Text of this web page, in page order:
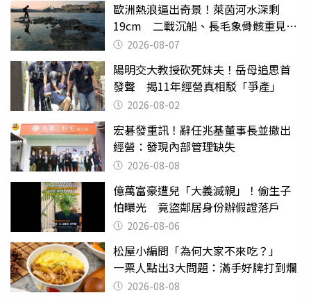
歐洲熱浪逼出奇景！萊茵河水深剩
19cm 二戰沉船、長毛象骨骸重見天
日 2026-08-07
陽明交大教授砍死妹夫！岳母追思首
發聲 揭11年經營真相駁「爭產」
2026-08-02
宏碁發重訊！辭任兆基董事長並撤出
經營：發現內部管理缺失
2026-08-08
億萬富豪遭兒「大義滅親」！偷生子
怕曝光 竟盜鄰居身份辦假證落戶
2026-08-06
松屋小編問「為何大家不來吃？」
一票人點出3大問題：滿手好牌打到爛
2026-08-08